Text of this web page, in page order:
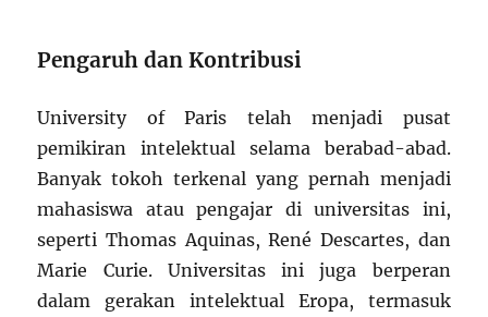
Pengaruh dan Kontribusi
University of Paris telah menjadi pusat
pemikiran intelektual selama berabad-abad.
Banyak tokoh terkenal yang pernah menjadi
mahasiswa atau pengajar di universitas ini,
seperti Thomas Aquinas, René Descartes, dan
Marie Curie. Universitas ini juga berperan
dalam gerakan intelektual Eropa, termasuk